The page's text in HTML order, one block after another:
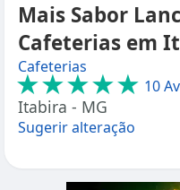
Mais Sabor
Cafeterias em
Cafeterias
★★★★★ 10
Itabira - MG
Sugerir alteração